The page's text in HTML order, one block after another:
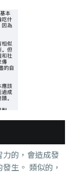
提高vit D在血
類藥物來提高
第二
，正面負面都沒
後排出體外，
降低膽固醇，
罷
還是會合成製
的，會造成發
似的，